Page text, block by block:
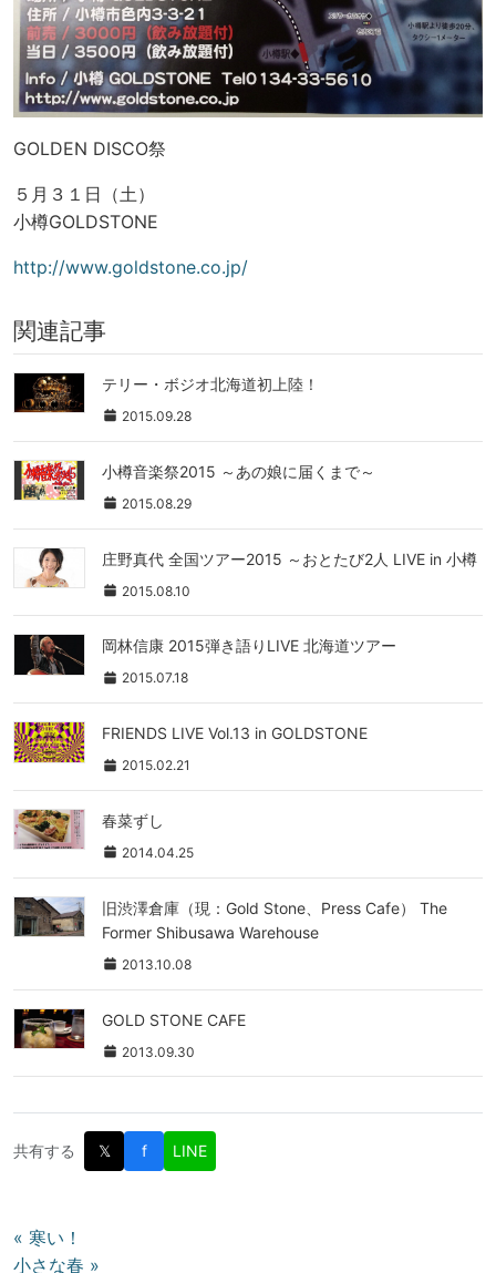
GOLDEN DISCO祭
５月３１日（土）
小樽GOLDSTONE
http://www.goldstone.co.jp/
関連記事
テリー・ボジオ北海道初上陸！
2015.09.28
小樽音楽祭2015 ～あの娘に届くまで～
2015.08.29
庄野真代 全国ツアー2015 ～おとたび2人 LIVE in 小樽
2015.08.10
岡林信康 2015弾き語りLIVE 北海道ツアー
2015.07.18
FRIENDS LIVE Vol.13 in GOLDSTONE
2015.02.21
春菜ずし
2014.04.25
旧渋澤倉庫（現：Gold Stone、Press Cafe） The
Former Shibusawa Warehouse
2013.10.08
GOLD STONE CAFE
2013.09.30
共有する 𝕏 f LINE
投
« 寒い！
小さな春 »